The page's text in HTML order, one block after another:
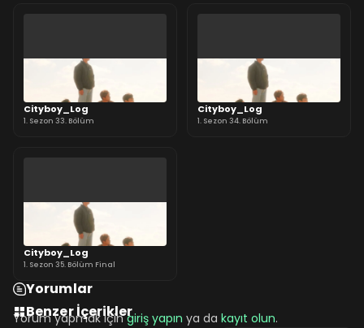
Cityboy_Log
1. Sezon 33. Bölüm
Cityboy_Log
1. Sezon 34. Bölüm
Cityboy_Log
1. Sezon 35. Bölüm Final
Yorumlar
Yorum yapmak içingiriş yapın ya da kayıt olun.
Benzer İçerikler